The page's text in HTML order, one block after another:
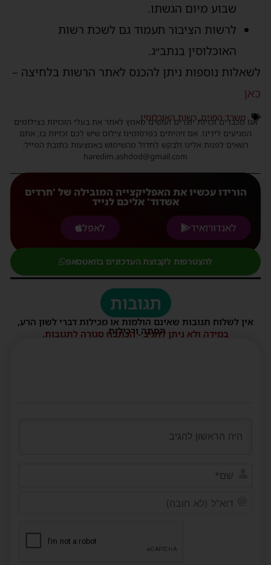
שבוע מיום הגשתו.
לרשות הציבור תעמוד גם לשכת רשות
האוכלוסין בנתב״ג.
לשאלות נוספות ניתן להכנס לאתר הרשות בלחיצה –
כאן
משרד הפנים,רשות האוכלוסין
אנו מכבדים זכויות יוצרים ועושים מאמץ לאתר את בעלי הזכויות בצילומים
המגיעים לידינו. אם זיהיתים בפרסומינו צילום שיש לכם זכויות בו, אתם
רשאים לפנות אלינו ולבקש לחדול מהשימוש באמצעות כתובת המייל:
haredim.ashdod@gmail.com
הורידו עכשיו את האפליקצייה המובילה של 'חרדים
אשדוד' אליכם לנייד
לאנדורואיד
לאפל
להצטרפות לקבוצת העדכונים בוואטסאפ
תגובות
אין לשלוח תגובות שאינם הולמות או מכילות דברי לשון הרע,
הסתה ורכילות.
במידה ולא ניתן להגיב - הכתבה סגורה לתגובות.